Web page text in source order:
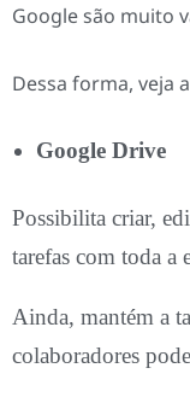
Google são muito
Dessa forma, veja
Google Drive
Possibilita criar,
tarefas com toda a
Ainda, mantém a
colaboradores